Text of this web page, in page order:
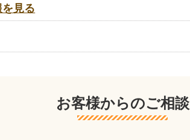
見る
お客様からのご相談